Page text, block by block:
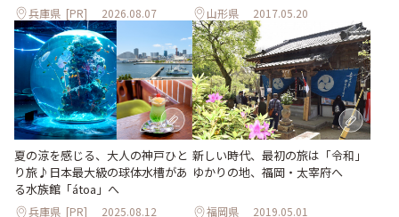
兵庫県 [PR] 2026.08.07 山形県 2017.05.20
夏の涼を感じる、大人の神戸ひと
り旅♪日本最大級の球体水槽があ
る水族館「átoa」へ
兵庫県 [PR] 2025.08.12
新しい時代、最初の旅は「令和」
ゆかりの地、福岡・太宰府へ
福岡県 2019.05.01